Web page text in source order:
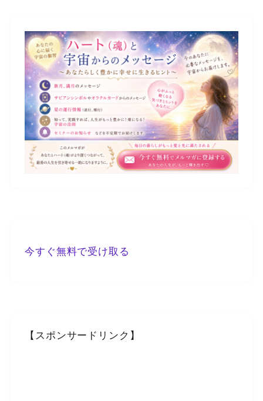
今すぐ無料で受け取る
【スポンサードリンク】